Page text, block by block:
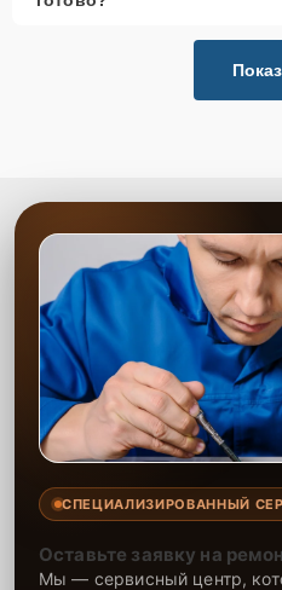
СПЕЦИАЛИЗИРОВАННЫЙ
Оставьте заявку на
Мы — сервисный центр,